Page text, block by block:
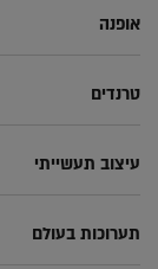
אופנה
טרנדים
עיצוב תעשייתי
תערוכות בעולם